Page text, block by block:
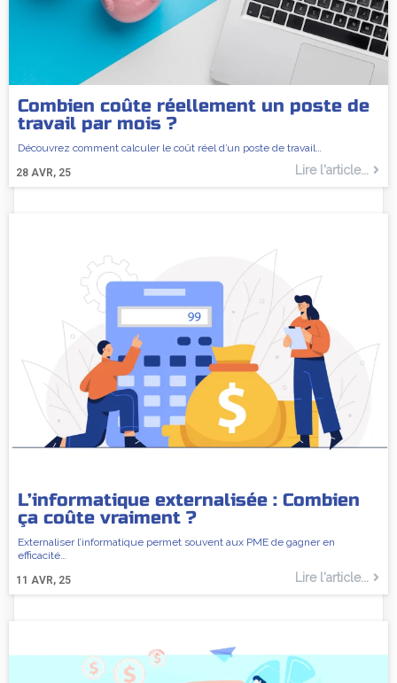
Combien coûte réellement un poste de
travail par mois ?
28 AVR, 25
Découvrez comment calculer le coût réel d’un poste de travail…
Lire l'article...
L’informatique externalisée : Combien
ça coûte vraiment ?
11 AVR, 25
Externaliser l’informatique permet souvent aux PME de gagner en
efficacité…
Lire l'article...